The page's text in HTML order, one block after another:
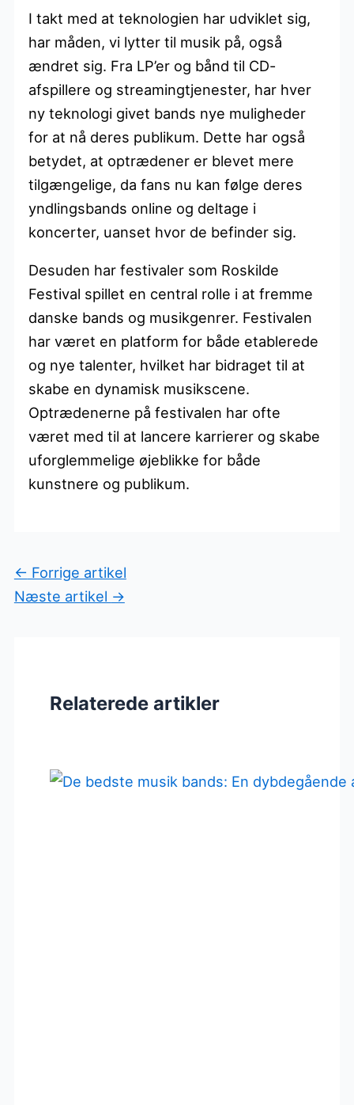
I takt med at teknologien har udviklet sig,
har måden, vi lytter til musik på, også
ændret sig. Fra LP’er og bånd til CD-
afspillere og streamingtjenester, har hver
ny teknologi givet bands nye muligheder
for at nå deres publikum. Dette har også
betydet, at optrædener er blevet mere
tilgængelige, da fans nu kan følge deres
yndlingsbands online og deltage i
koncerter, uanset hvor de befinder sig.
Desuden har festivaler som Roskilde
Festival spillet en central rolle i at fremme
danske bands og musikgenrer. Festivalen
har været en platform for både etablerede
og nye talenter, hvilket har bidraget til at
skabe en dynamisk musikscene.
Optrædenerne på festivalen har ofte
været med til at lancere karrierer og skabe
uforglemmelige øjeblikke for både
kunstnere og publikum.
← Forrige artikel
Næste artikel →
Relaterede artikler